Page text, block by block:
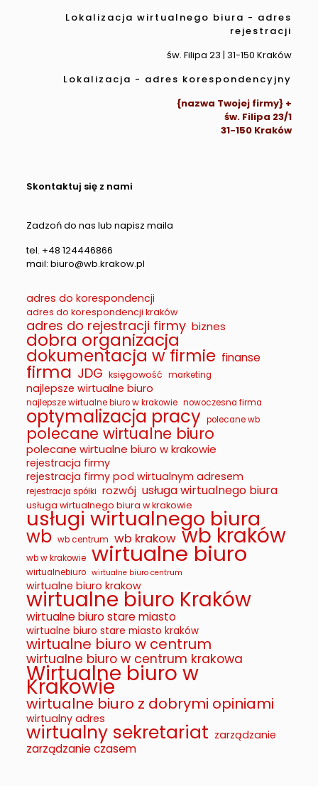
Lokalizacja wirtualnego biura - adres
rejestracji
św. Filipa 23 | 31-150 Kraków
Lokalizacja - adres korespondencyjny
{nazwa Twojej firmy} +
św. Filipa 23/1
31-150 Kraków
Skontaktuj się z nami
Zadzoń do nas lub napisz maila
tel. +48 124446866
mail: biuro@wb.krakow.pl
adres do korespondencji
adres do korespondencji kraków
adres do rejestracji firmy biznes
dobra organizacja
dokumentacja w firmie finanse
firma JDG księgowość marketing
najlepsze wirtualne biuro
najlepsze wirtualne biuro w krakowie nowoczesna firma
optymalizacja pracy polecane wb
polecane wirtualne biuro
polecane wirtualne biuro w krakowie
rejestracja firmy
rejestracja firmy pod wirtualnym adresem
rejestracja spółki rozwój usługa wirtualnego biura
usługa wirtualnego biura w krakowie
usługi wirtualnego biura
wb wb centrum wb krakow wb kraków
wb w krakowie wirtualne biuro
wirtualnebiuro wirtualne biuro centrum
wirtualne biuro krakow
wirtualne biuro Kraków
wirtualne biuro stare miasto
wirtualne biuro stare miasto kraków
wirtualne biuro w centrum
wirtualne biuro w centrum krakowa
Wirtualne biuro w
Krakowie
wirtualne biuro z dobrymi opiniami
wirtualny adres
wirtualny sekretariat zarządzanie
zarządzanie czasem